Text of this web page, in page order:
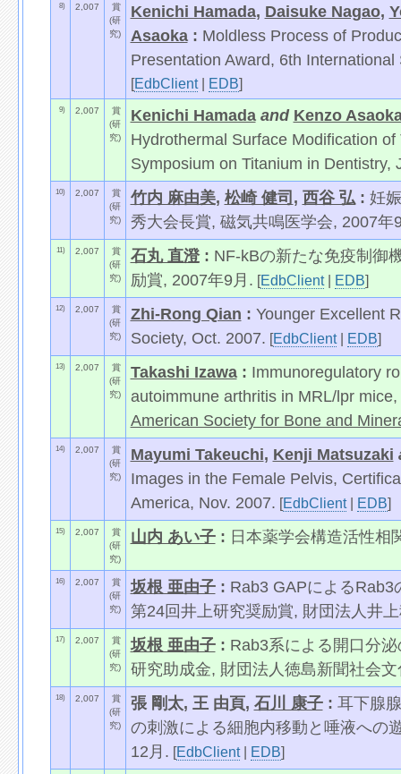
8) 2,007
賞
(研
究)
Kenichi Hamada, Daisuke Nagao,
Asaoka: Moldless Process of
Presentation Award, 6th
[EdbClient| EDB]
9) 2,007
賞
(研
究)
Kenichi Hamadaand Kenzo
Hydrothermal Surface Modification
Symposium on Titanium in Dentistry,
10) 2,007
賞
(研
究)
竹内 麻由美, 松崎 健司 , 西谷 弘: 妊
秀大会長賞, 磁気共鳴医学会, 2007年
11) 2,007
賞
(研
究)
石丸 直澄: NF-kBの新たな免疫制御
励賞, 2007年9月. [EdbClient| EDB]
12) 2,007
賞
(研
究)
Zhi-Rong Qian : Younger Excellent
Society, Oct. 2007. [EdbClient| EDB]
13) 2,007
賞
(研
究)
Takashi Izawa: Immunoregulatory
autoimmune arthritis in MRL/lpr
American Society for Bone and
14) 2,007
賞
(研
究)
Mayumi Takeuchi, Kenji Matsuzaki
Images in the Female Pelvis,
America, Nov. 2007. [EdbClient| EDB]
15) 2,007
賞
(研
究)
山内 あい子: 日本薬学会構造活性相
16) 2,007
賞
(研
究)
坂根 亜由子: Rab3 GAPによる
第24回井上研究奨励賞, 財団法人井
17) 2,007
賞
(研
究)
坂根 亜由子: Rab3系による開口分
研究助成金, 財団法人徳島新聞社会
18) 2,007
賞
(研
究)
張 剛太, 王 由頁, 石川 康子: 耳下腺
の刺激による細胞内移動と唾液への
12月. [EdbClient| EDB]